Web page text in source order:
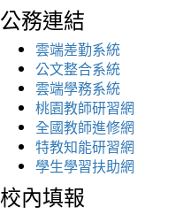
公務連結
雲端差勤系統
公文整合系統
雲端學務系統
桃園教師研習網
全國教師進修網
特教知能研習網
學生學習扶助網
校內填報